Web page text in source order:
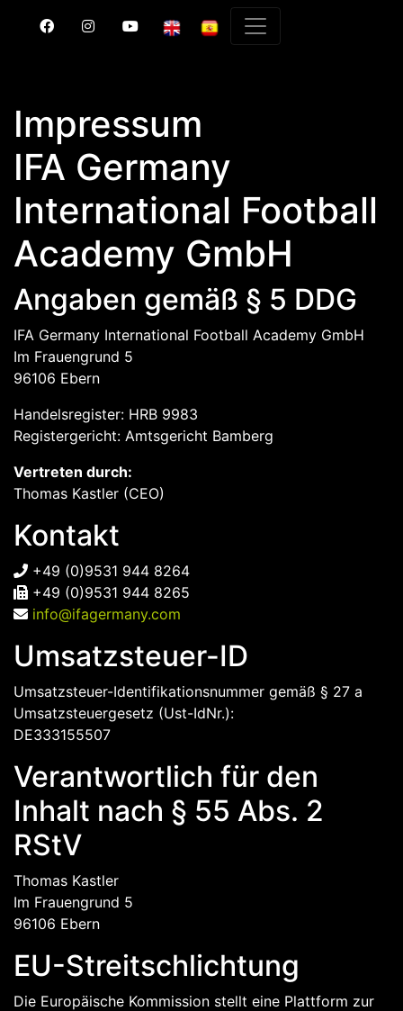
Impressum
IFA Germany
International Football
Academy GmbH
Angaben gemäß § 5 DDG
IFA Germany International Football Academy GmbH
Im Frauengrund 5
96106 Ebern
Handelsregister: HRB 9983
Registergericht: Amtsgericht Bamberg
Vertreten durch:
Thomas Kastler (CEO)
Kontakt
+49 (0)9531 944 8264
+49 (0)9531 944 8265
info@ifagermany.com
Umsatzsteuer-ID
Umsatzsteuer-Identifikationsnummer gemäß § 27 a
Umsatzsteuergesetz (Ust-IdNr.):
DE333155507
Verantwortlich für den
Inhalt nach § 55 Abs. 2
RStV
Thomas Kastler
Im Frauengrund 5
96106 Ebern
EU-Streitschlichtung
Die Europäische Kommission stellt eine Plattform zur